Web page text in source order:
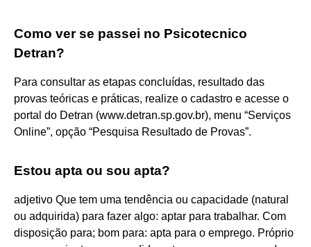
Como ver se passei no Psicotecnico
Detran?
Para consultar as etapas concluídas, resultado das
provas teóricas e práticas, realize o cadastro e acesse o
portal do Detran (www.detran.sp.gov.br), menu “Serviços
Online”, opção “Pesquisa Resultado de Provas”.
Estou apta ou sou apta?
adjetivo Que tem uma tendência ou capacidade (natural
ou adquirida) para fazer algo: aptar para trabalhar. Com
disposição para; bom para: apta para o emprego. Próprio